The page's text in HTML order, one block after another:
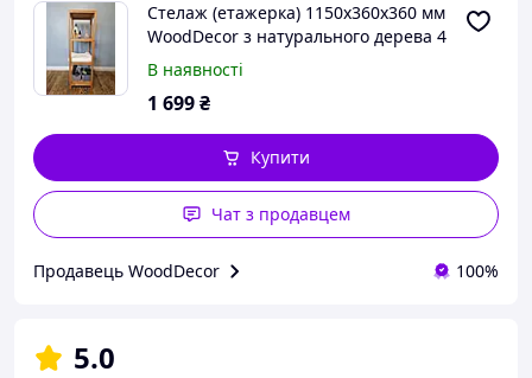
Стелаж (етажерка) 1150х360х360 мм
WoodDecor з натурального дерева 4
полички покритий олією
В наявності
1 699₴
Купити
Чат з продавцем
Продавець WoodDecor 100%
5.0